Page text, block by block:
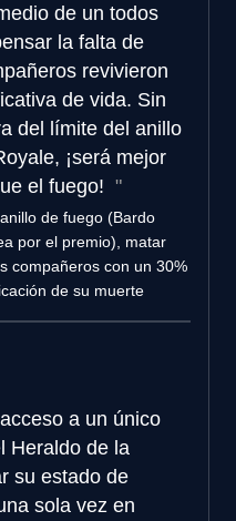
de un todos
la falta de
revivieron
de vida. Sin
del límite del anillo
¡será mejor
el fuego!
de fuego (Bardo
por el premio), matar
compañeros con un 30%
de su muerte
a un único
Heraldo de la
su estado de
sola vez en